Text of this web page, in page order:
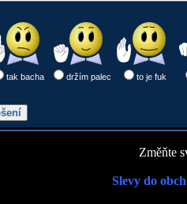
tak bacha držím palec
to je fuk
Změňte
Slevy do